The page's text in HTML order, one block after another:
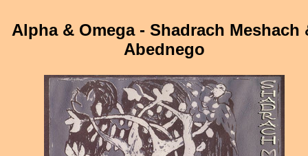
Alpha & Omega - Shadrach Meshach
Abednego